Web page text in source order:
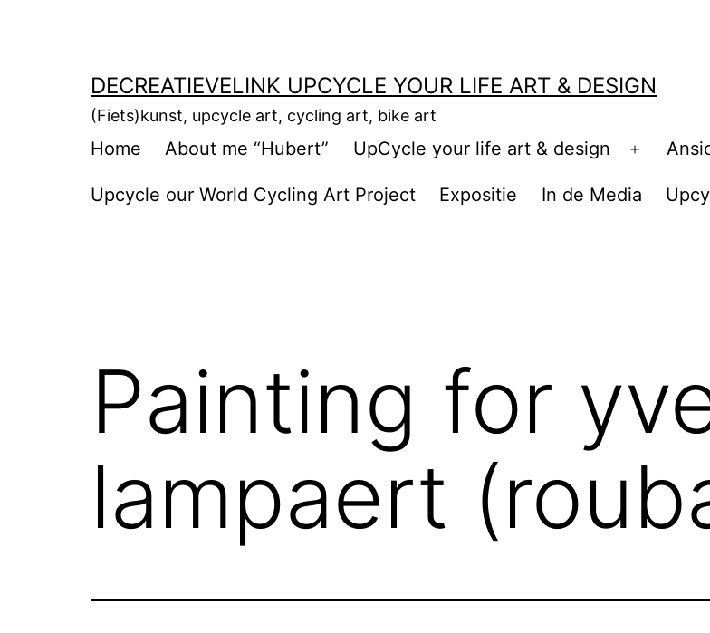
DECREATIEVELINK UPCYCLE YOUR LIFE ART & DESIGN
(Fiets)kunst, upcycle art, cycling art, bike art
Home About me “Hubert” UpCycle your life art & design
Open
menu
Upcycle our World Cycling Art Project Expositie In de Media
Painting for
lampaert